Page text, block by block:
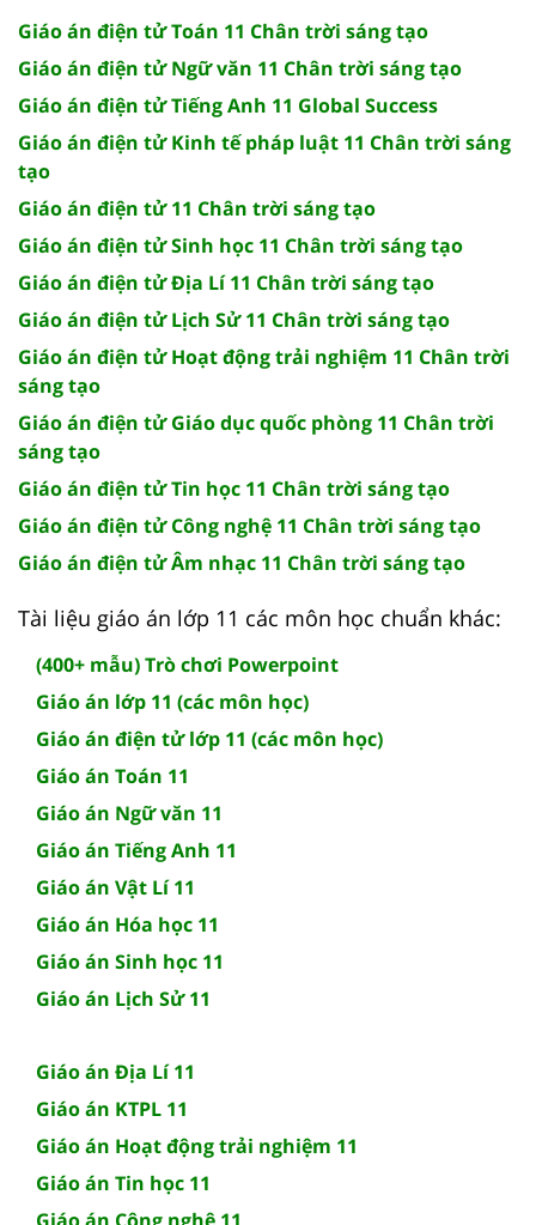
Giáo án điện tử Toán 11 Chân trời sáng tạo
Giáo án điện tử Ngữ văn 11 Chân trời sáng tạo
Giáo án điện tử Tiếng Anh 11 Global Success
Giáo án điện tử Kinh tế pháp luật 11 Chân trời sáng
tạo
Giáo án điện tử 11 Chân trời sáng tạo
Giáo án điện tử Sinh học 11 Chân trời sáng tạo
Giáo án điện tử Địa Lí 11 Chân trời sáng tạo
Giáo án điện tử Lịch Sử 11 Chân trời sáng tạo
Giáo án điện tử Hoạt động trải nghiệm 11 Chân trời
sáng tạo
Giáo án điện tử Giáo dục quốc phòng 11 Chân trời
sáng tạo
Giáo án điện tử Tin học 11 Chân trời sáng tạo
Giáo án điện tử Công nghệ 11 Chân trời sáng tạo
Giáo án điện tử Âm nhạc 11 Chân trời sáng tạo
Tài liệu giáo án lớp 11 các môn học chuẩn khác:
(400+ mẫu) Trò chơi Powerpoint
Giáo án lớp 11 (các môn học)
Giáo án điện tử lớp 11 (các môn học)
Giáo án Toán 11
Giáo án Ngữ văn 11
Giáo án Tiếng Anh 11
Giáo án Vật Lí 11
Giáo án Hóa học 11
Giáo án Sinh học 11
Giáo án Lịch Sử 11
Giáo án Địa Lí 11
Giáo án KTPL 11
Giáo án Hoạt động trải nghiệm 11
Giáo án Tin học 11